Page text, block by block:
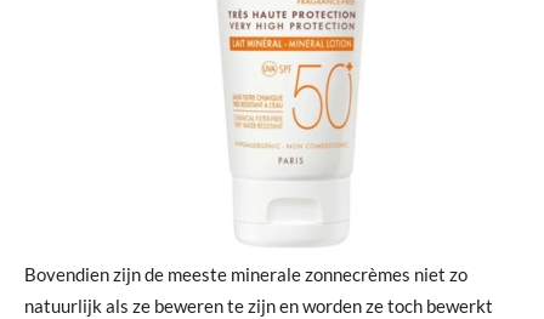
Bovendien zijn de meeste minerale zonnecrèmes niet zo
natuurlijk als ze beweren te zijn en worden ze toch bewerkt